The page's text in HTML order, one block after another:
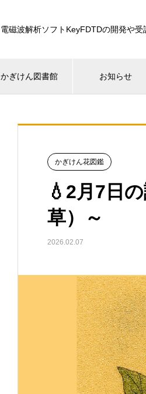
電磁波解析ソフトKeyFDTDの開発や受
かぎけん図書館 お知らせ
かぎけん花図鑑
💧2月7日
草）～
2026.02.07